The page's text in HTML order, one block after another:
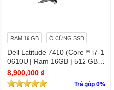
RAM 16 GB Ổ CỨNG SSD
Dell Latitude 7410 (Core™ i7-1
0610U | Ram 16GB | 512 GB S
SD | 14.0inch FHD) 2 in 1 cảm
ứng
8,900,000 ₫
Trả góp 0%